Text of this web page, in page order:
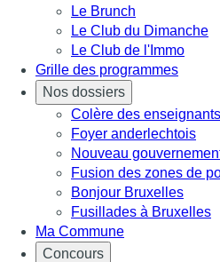
Le Brunch
Le Club du Dimanche
Le Club de l'Immo
Grille des programmes
Nos dossiers
Colère des enseignants
Foyer anderlechtois
Nouveau
Fusion des zones de
Bonjour Bruxelles
Fusillades à Bruxelles
Ma Commune
Concours